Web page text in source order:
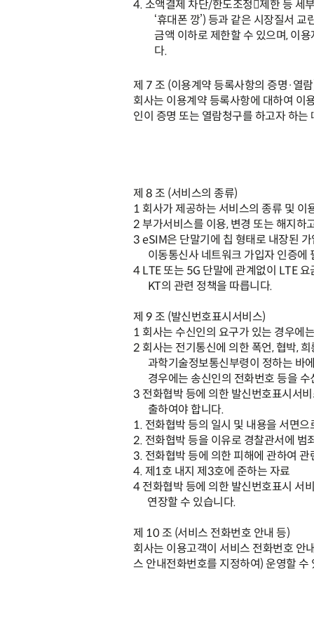
4.소액결제 차단/한도조정제한 등 세
‘휴대폰 깡’)등과 같은 시장질서 교
금액 이하로 제한할 수 있으며,이용
다.
제 7조 (이용계약 등록사항의 증명·열람
회사는 이용계약 등록사항에 대하여 이
인이 증명 또는 열람청구를 하고자 하는
제 8조 (서비스의 종류)
1 회사가 제공하는 서비스의 종류 및 이
2부가서비스를 이용,변경 또는 해지하
3eSIM은 단말기에 칩 형태로 내장된
이동통신사 네트워크 가입자 인증에
4LTE또는 5G 단말에 관계없이 LTE요
KT의 관련 정책을 따릅니다.
제 9조 (발신번호표시서비스)
1 회사는 수신인의 요구가 있는 경우에
2 회사는 전기통신에 의한 폭언,협박,희
과학기술정보통신부령이 정하는 바
경우에는 송신인의 전화번호 등을
3 전화협박 등에 의한 발신번호표시서
출하여야 합니다.
1. 전화협박 등의 일시 및 내용을 서면
2. 전화협박 등을 이유로 경찰관서에 범
3. 전화협박 등에 의한 피해에 관하여
4.제 1호 내지 제 3호에 준하는 자료
4전화협박 등에 의한 발신번호표시 서
연장할 수 있습니다.
제 10조 (서비스 전화번호 안내 등)
회사는 이용고객이 서비스 전화번호 안
스 안내전화번호를 지정하여)운영할 수